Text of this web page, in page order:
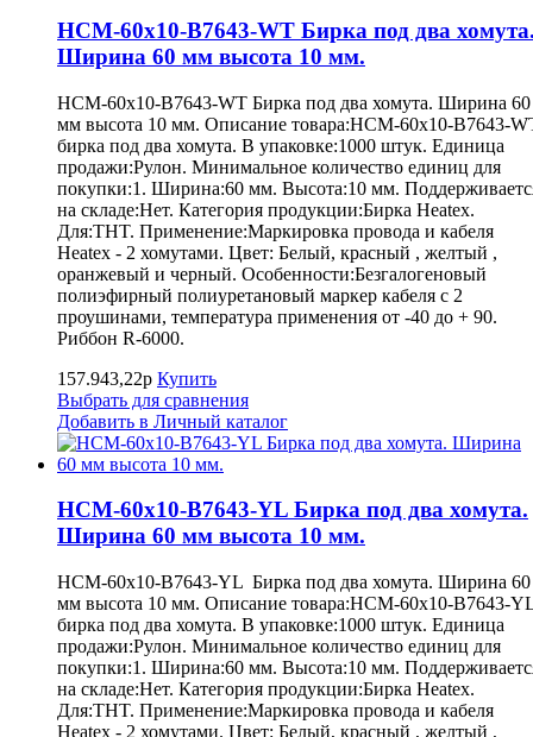
HCM-60x10-B7643-WT Бирка под два
Ширина 60 мм высота 10 мм.
HCM-60x10-B7643-WT Бирка под два хомута. Ширина 60
мм высота 10 мм. Описание товара:HCM-60x10-B7643-
бирка под два хомута. В упаковке:1000 штук. Единица
продажи:Рулон. Минимальное количество единиц для
покупки:1. Ширина:60 мм. Высота:10 мм.
на складе:Нет. Категория продукции:Бирка Heatex.
Для:THT. Применение:Маркировка провода и кабеля
Heatex - 2 хомутами. Цвет: Белый, красный , желтый ,
оранжевый и черный. Особенности:Безгалогеновый
полиэфирный полиуретановый маркер кабеля с 2
проушинами, температура применения от -40 до + 90.
Риббон R-6000.
157.943,22р Купить
Выбрать для сравнения
Добавить в Личный каталог
HCM-60x10-B7643-YL Бирка под два хомута.
Ширина 60 мм высота 10 мм.
HCM-60x10-B7643-YL Бирка под два хомута. Ширина 60
мм высота 10 мм. Описание товара:HCM-60x10-B7643-
бирка под два хомута. В упаковке:1000 штук. Единица
продажи:Рулон. Минимальное количество единиц для
покупки:1. Ширина:60 мм. Высота:10 мм.
на складе:Нет. Категория продукции:Бирка Heatex.
Для:THT. Применение:Маркировка провода и кабеля
Heatex - 2 хомутами. Цвет: Белый, красный , желтый ,